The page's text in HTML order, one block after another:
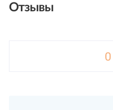
Отзывы